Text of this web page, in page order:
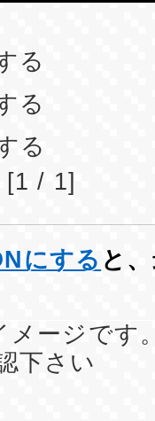
る
る
る
[1 / 1]
にする と
メージです
下さい